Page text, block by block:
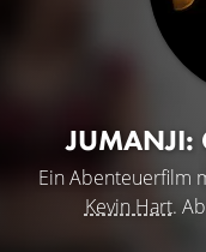
JUMANJI:
Ein Abenteuerfilm
Kevin Hart.